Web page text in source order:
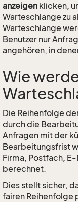
anzeigen klicken,
Warteschlange zu
Warteschlange
Benutzer nur
angehören, in
Wie
Die Reihenfolge
durch die
Anfragen mit der
Bearbeitungsfrist
Firma, Postfach,
berechnet.
Dies stellt sicher,
fairen Reihenfolge